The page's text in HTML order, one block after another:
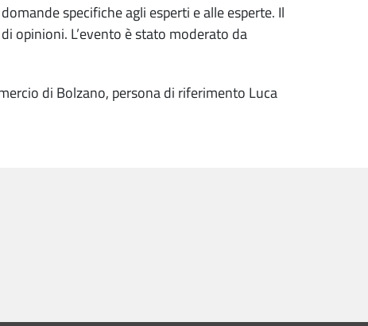
specifiche agli esperti e alle esperte. Il
opinioni. L’evento è stato moderato da
di Bolzano, persona di riferimento Luca